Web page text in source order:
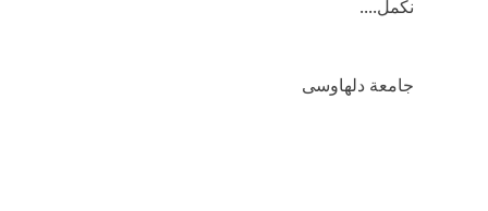
نكمل....
جامعة دلهاوسى